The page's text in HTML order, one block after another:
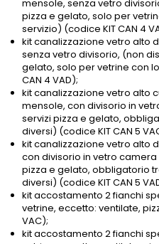
mensole, senza vetro
pizza e gelato, solo per
servizio) (codice KIT CAN 4
kit canalizzazione vetro alto
senza vetro divisorio, (non
gelato, solo per vetrine con
CAN 4 VAD);
kit canalizzazione vetro alto
mensole, con divisorio in
servizi pizza e gelato,
diversi) (codice KIT CAN 5
kit canalizzazione vetro alto
con divisorio in vetro
pizza e gelato, obbligatorio
diversi) (codice KIT CAN 5
kit accostamento 2 fianchi
vetrine, eccetto: ventilate,
VAC);
kit accostamento 2 fianchi